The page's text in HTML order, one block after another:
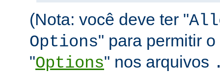
(Nota: você deve ter "
Options" para permitir
"Options" nos arquivos